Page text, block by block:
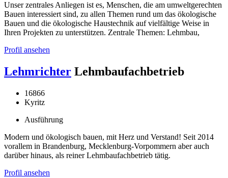
Unser zentrales Anliegen ist es, Menschen, die am umweltgerechten
Bauen interessiert sind, zu allen Themen rund um das ökologische
Bauen und die ökologische Haustechnik auf vielfältige Weise in
Ihren Projekten zu unterstützen. Zentrale Themen: Lehmbau,
Profil ansehen
Lehmrichter Lehmbaufachbetrieb
16866
Kyritz
Ausführung
Modern und ökologisch bauen, mit Herz und Verstand! Seit 2014
vorallem in Brandenburg, Mecklenburg-Vorpommern aber auch
darüber hinaus, als reiner Lehmbaufachbetrieb tätig.
Profil ansehen